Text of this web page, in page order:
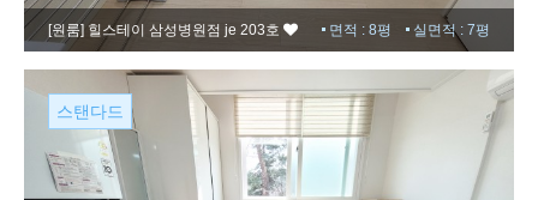
[원룸] 힐스테이 삼성병원점 je 203호 면적 : 8평 실면적 : 7평
스탠다드